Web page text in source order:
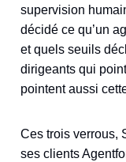
supervision
décidé ce qu’un
et quels seuils
dirigeants qui
pointent aussi
Ces trois verrous,
ses clients